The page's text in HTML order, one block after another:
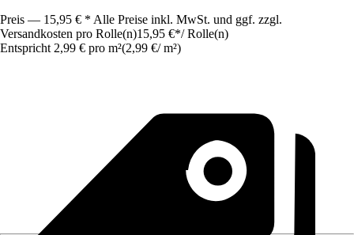
Preis — 15,95 € * Alle Preise inkl. MwSt. und ggf. zzgl.
Versandkosten pro Rolle(n)15,95 €*/ Rolle(n)
Entspricht 2,99 € pro m²(2,99 €/ m²)